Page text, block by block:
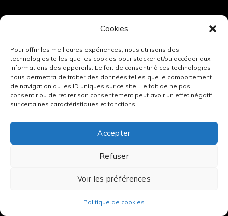
Cookies
Pour offrir les meilleures expériences, nous utilisons des
technologies telles que les cookies pour stocker et/ou accéder aux
informations des appareils. Le fait de consentir à ces technologies
nous permettra de traiter des données telles que le comportement
de navigation ou les ID uniques sur ce site. Le fait de ne pas
consentir ou de retirer son consentement peut avoir un effet négatif
sur certaines caractéristiques et fonctions.
Accepter
Refuser
Voir les préférences
Politique de cookies
Nos blocs béton
Blocs béton
Blocage terrains anti-intrusion
Location blocs béton
Louer blocs béton
Sécurisation de biens anti-intrusion